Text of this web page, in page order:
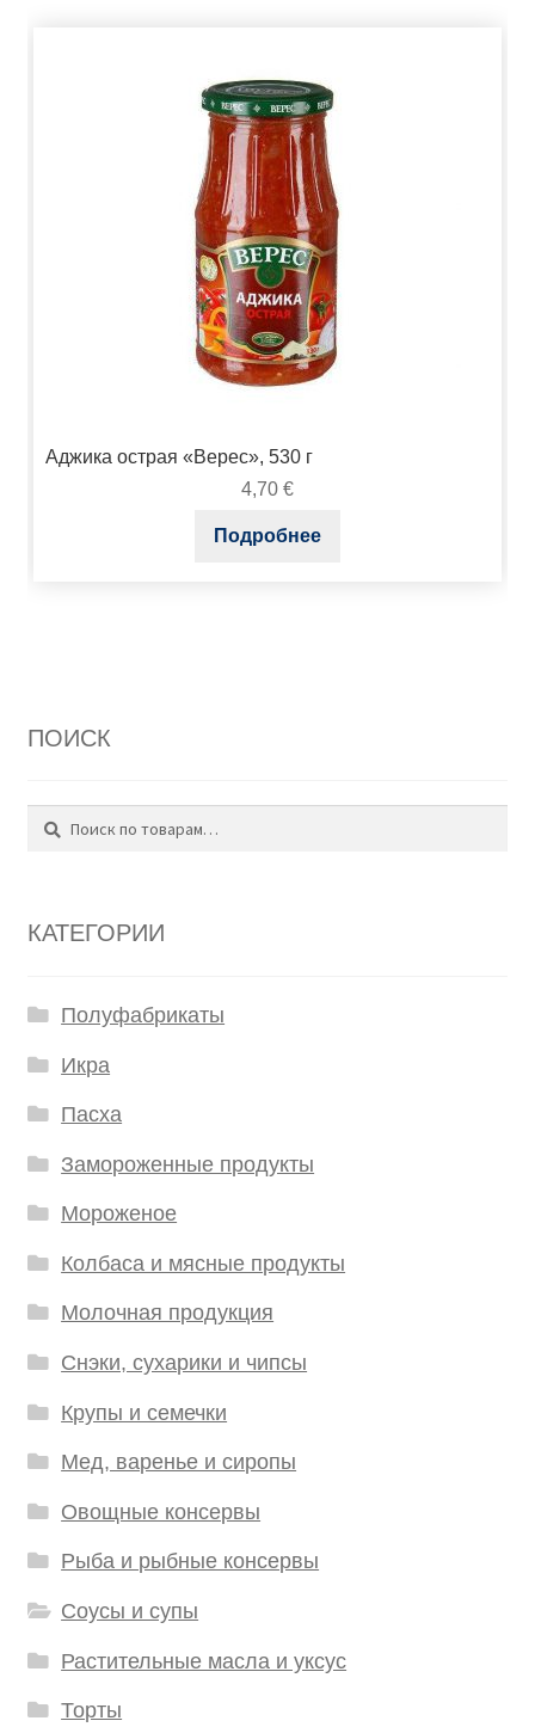
Аджика острая «Верес», 530 г
4,70 €
Подробнее
ПОИСК
Поиск
КАТЕГОРИИ
Полуфабрикаты
Икра
Пасха
Замороженные продукты
Мороженое
Колбаса и мясные продукты
Молочная продукция
Снэки, сухарики и чипсы
Крупы и семечки
Мед, варенье и сиропы
Овощные консервы
Рыба и рыбные консервы
Соусы и супы
Растительные масла и уксус
Торты